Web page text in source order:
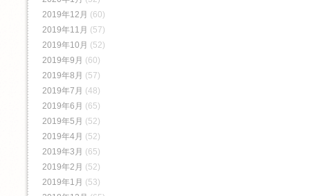
2019年12月 (60)
2019年11月 (57)
2019年10月 (52)
2019年9月 (60)
2019年8月 (57)
2019年7月 (48)
2019年6月 (65)
2019年5月 (52)
2019年4月 (52)
2019年3月 (65)
2019年2月 (52)
2019年1月 (53)